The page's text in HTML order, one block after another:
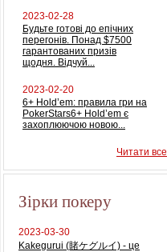
2023-02-28
Будьте готові до епічних
перегонів. Понад $7500
гарантованих призів
щодня. Відчуй...
2023-02-20
6+ Hold’em: правила гри на
PokerStars6+ Hold’em є
захоплюючою новою...
Читати все
Зірки покеру
2023-03-30
Kakegurui (賭ケグルイ) - це